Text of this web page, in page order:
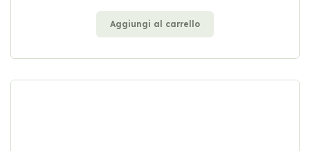
Aggiungi al carrello